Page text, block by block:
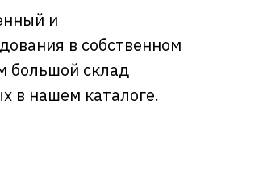
и
в собственном
большой склад
в нашем каталоге.